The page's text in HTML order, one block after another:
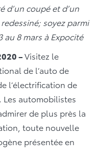
d’un coupé et d’un
soyez parmi
8 mars à Expocité
–Visitez le
de l’auto de
l’électrification de
Les automobilistes
de plus près la
toute nouvelle
présentée en